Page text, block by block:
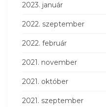
2023. január
2022. szeptember
2022. február
2021. november
2021. október
2021. szeptember